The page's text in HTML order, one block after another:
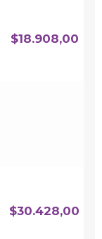
$18.908,00
$30.428,00